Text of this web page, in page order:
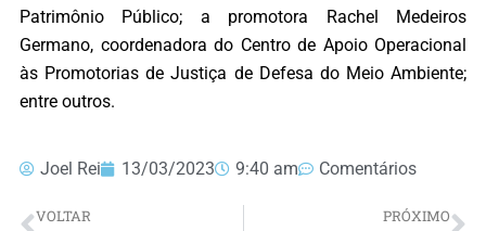
Patrimônio Público; a promotora Rachel Medeiros
Germano, coordenadora do Centro de Apoio Operacional
às Promotorias de Justiça de Defesa do Meio Ambiente;
entre outros.
Joel Rei 13/03/2023 9:40 am Comentários
VOLTAR PRÓXIMO